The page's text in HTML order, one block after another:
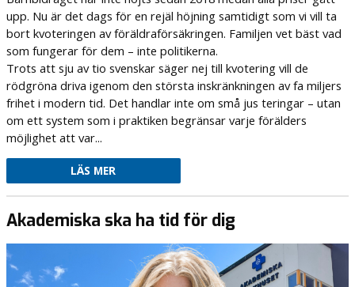
upp. Nu är det dags för en rejäl höjning samtidigt som vi vill ta
bort kvoteringen av föräldraförsäkringen. Familjen vet bäst vad
som fungerar för dem – inte politikerna.
Trots att sju av tio svenskar säger nej till kvotering vill de
rödgröna driva igenom den största inskränkningen av fa miljers
frihet i modern tid. Det handlar inte om små jus teringar – utan
om ett system som i praktiken begränsar varje förälders
möjlighet att var...
LÄS MER
Akademiska ska ha tid för dig